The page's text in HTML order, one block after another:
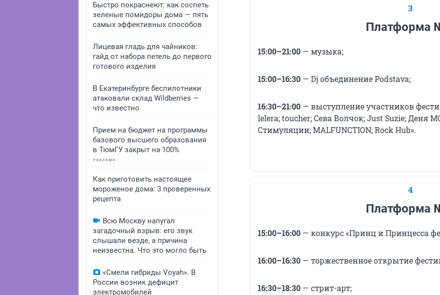
Быстро покраснеют: как соспеть
зеленые помидоры дома — пять
самых эффективных способов
Лицевая гладь для чайников:
гайд от набора петель до первого
готового изделия
В Екатеринбурге беспилотники
атаковали склад Wildberries —
что известно
Прием на бюджет на программы
базового высшего образования
в ТюмГУ закрыт на 100%
Как приготовить настоящее
мороженое дома: 3 проверенных
рецепта
Всю Москву напугал
загадочный взрыв: его звук
слышали везде, а причина
неизвестна. Что это могло быть
«Смели гибриды Voyah». В
России возник дефицит
электромобилей
3
Платформа
15:00–21:00 — музыка;
15:00–16:30 — Dj объединение Podstava;
16:30–21:00 — выступление участников
lelera; toucher; Сева Волчок; Just Suzie; Деня
Стимуляции; MALFUNCTION; Rock Hub».
4
Платформа
15:00–16:00 — конкурс «Принц и Принцесса
16:00–16:30 — торжественное открытие
16:30–18:30 — стрит-арт;